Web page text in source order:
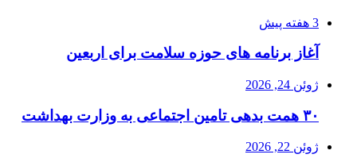
3 هفته پیش
آغاز برنامه های حوزه سلامت برای اربعین
ژوئن 24, 2026
۳۰ همت بدهی تامین اجتماعی به وزارت بهداشت
ژوئن 22, 2026